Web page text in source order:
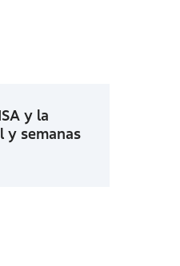
y la
y semanas